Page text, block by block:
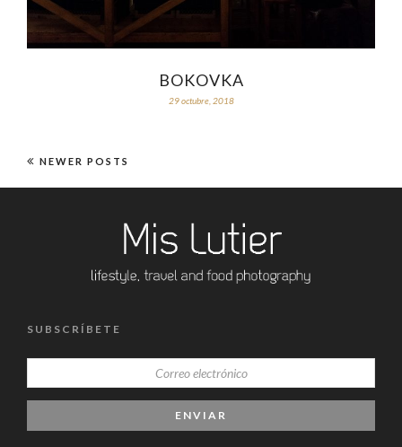
BOKOVKA
29 octubre, 2018
NEWER POSTS
SUBSCRÍBETE